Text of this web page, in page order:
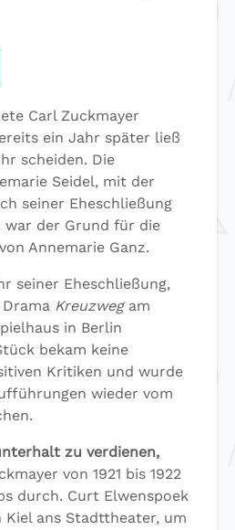
Carl Zuckmayer
ein Jahr später ließ
scheiden. Die
Seidel, mit der
seiner Eheschließung
war der Grund für die
Annemarie Ganz.
seiner Eheschließung,
Kreuzwegam
in Berlin
bekam keine
Kritiken und wurde
wieder vom
zu verdienen,
von 1921 bis 1922
durch. Curt Elwenspoek
Kiel ans Stadttheater, um